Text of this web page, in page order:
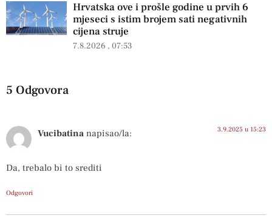
Hrvatska ove i prošle godine u prvih 6
mjeseci s istim brojem sati negativnih
cijena struje
7.8.2026 07:53
5 Odgovora
Vucibatina napisao/la: 3.9.2025 u 15:23
Da, trebalo bi to srediti
Odgovori